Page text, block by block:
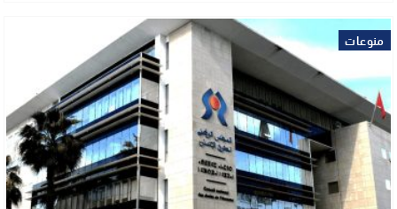
منوعات